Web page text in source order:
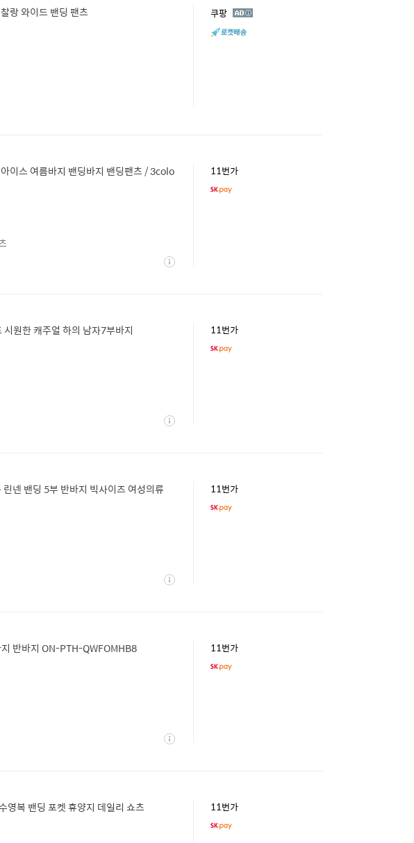
랑 와이드 밴딩 팬츠 쿠팡 광
고
이스 여름바지 밴딩바지 밴딩팬츠 / 3colo
11번가
상
원한 캐주얼 하의 남자7부바지 11번가
상
넨 밴딩 5부 반바지 빅사이즈 여성의류 11번가
상
반바지 ON-PTH-QWFOMHB8 11번가
상
영복 밴딩 포켓 휴양지 데일리 쇼츠 11번가